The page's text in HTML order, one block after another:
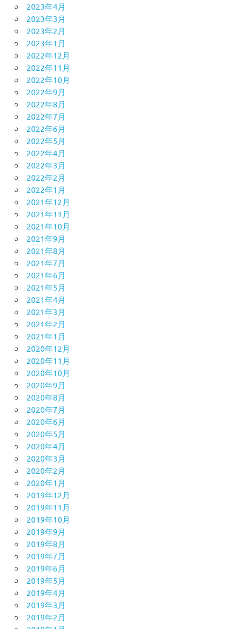
2023年4月
2023年3月
2023年2月
2023年1月
2022年12月
2022年11月
2022年10月
2022年9月
2022年8月
2022年7月
2022年6月
2022年5月
2022年4月
2022年3月
2022年2月
2022年1月
2021年12月
2021年11月
2021年10月
2021年9月
2021年8月
2021年7月
2021年6月
2021年5月
2021年4月
2021年3月
2021年2月
2021年1月
2020年12月
2020年11月
2020年10月
2020年9月
2020年8月
2020年7月
2020年6月
2020年5月
2020年4月
2020年3月
2020年2月
2020年1月
2019年12月
2019年11月
2019年10月
2019年9月
2019年8月
2019年7月
2019年6月
2019年5月
2019年4月
2019年3月
2019年2月